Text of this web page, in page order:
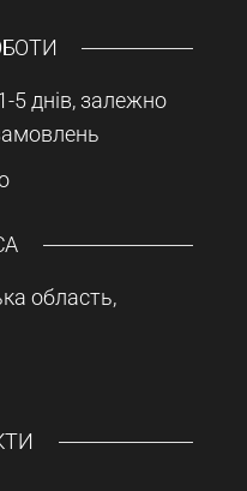
5 днів, залежно
область,